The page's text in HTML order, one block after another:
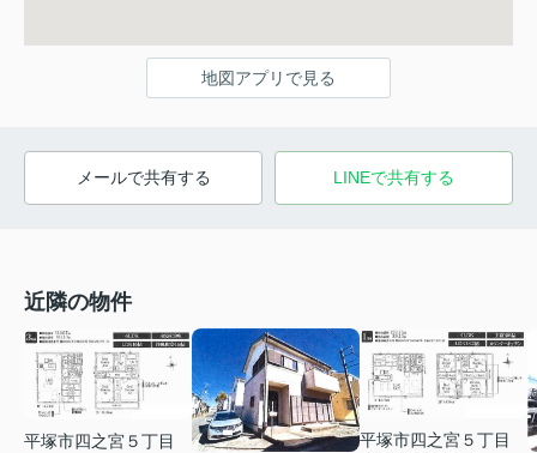
地図アプリで見る
メールで共有する LINEで共有する
近隣の物件
平塚市四之宮５丁目
平塚市四之宮５丁目